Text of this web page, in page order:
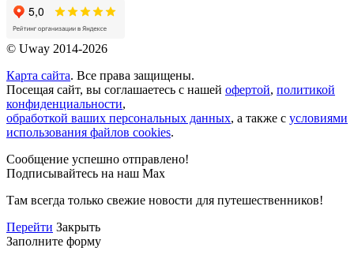
© Uway 2014-2026
Карта сайта. Все права защищены.
Посещая сайт, вы соглашаетесь с нашей офертой, политикой
конфиденциальности,
обработкой ваших персональных данных, а также с условиями
использования файлов cookies.
Сообщение успешно отправлено!
Подписывайтесь на наш Max
Там всегда только свежие новости для путешественников!
Перейти Закрыть
Заполните форму